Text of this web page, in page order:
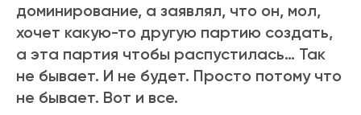
доминирование, а заявлял, что он, мол,
хочет какую-то другую партию создать,
а эта партия чтобы распустилась… Так
не бывает. И не будет. Просто потому что
не бывает. Вот и все.